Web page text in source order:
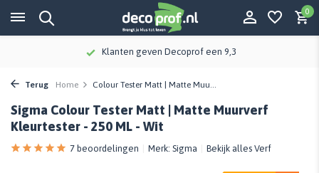
0
Klanten geven Decoprof een 9,3
Terug Home Colour Tester Matt | Matte Muu...
Sigma Colour Tester Matt | Matte Muurverf
Kleurtester - 250 ML - Wit
7 beoordelingen Merk: Sigma Bekijk alles Verf